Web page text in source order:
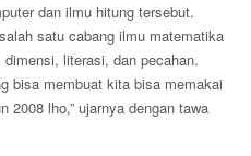
dan ilmu hitung tersebut.
satu cabang ilmu matematika
literasi, dan pecahan.
bisa membuat kita bisa memakai
2008 lho,” ujarnya dengan tawa